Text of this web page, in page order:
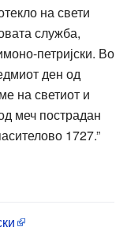
на свети
служба,
петријски. Во
ден од
на светиот и
меч пострадан
1727.”